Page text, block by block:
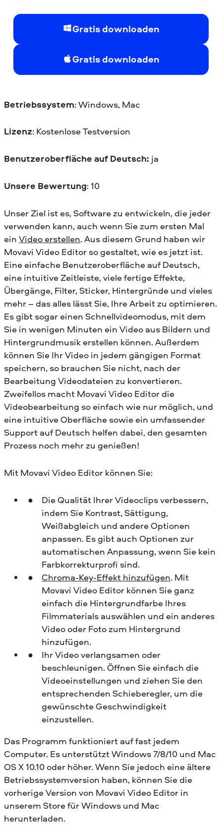
Gratis downloaden
Gratis downloaden
Betriebssystem: Windows, Mac
Lizenz: Kostenlose Testversion
Benutzeroberfläche auf Deutsch: ja
Unsere Bewertung: 10
Unser Ziel ist es, Software zu entwickeln, die jeder
verwenden kann, auch wenn Sie zum ersten Mal
ein Video erstellen. Aus diesem Grund haben wir
Movavi Video Editor so gestaltet, wie es jetzt ist.
Eine einfache Benutzeroberfläche auf Deutsch,
eine intuitive Zeitleiste, viele fertige Effekte,
Übergänge, Filter, Sticker, Hintergründe und vieles
mehr – das alles lässt Sie, Ihre Arbeit zu optimieren.
Es gibt sogar einen Schnellvideomodus, mit dem
Sie in wenigen Minuten ein Video aus Bildern und
Hintergrundmusik erstellen können. Außerdem
können Sie Ihr Video in jedem gängigen Format
speichern, so brauchen Sie nicht, nach der
Bearbeitung Videodateien zu konvertieren.
Zweifellos macht Movavi Video Editor die
Videobearbeitung so einfach wie nur möglich, und
eine intuitive Oberfläche sowie ein umfassender
Support auf Deutsch helfen dabei, den gesamten
Prozess noch mehr zu genießen!
Mit Movavi Video Editor können Sie:
Die Qualität Ihrer Videoclips verbessern,
indem Sie Kontrast, Sättigung,
Weißabgleich und andere Optionen
anpassen. Es gibt auch Optionen zur
automatischen Anpassung, wenn Sie kein
Farbkorrekturprofi sind.
Сhroma-Key-Effekt hinzufügen. Mit
Movavi Video Editor können Sie ganz
einfach die Hintergrundfarbe Ihres
Filmmaterials auswählen und ein anderes
Video oder Foto zum Hintergrund
hinzufügen.
Ihr Video verlangsamen oder
beschleunigen. Öffnen Sie einfach die
Videoeinstellungen und ziehen Sie den
entsprechenden Schieberegler, um die
gewünschte Geschwindigkeit
einzustellen.
Das Programm funktioniert auf fast jedem
Computer. Es unterstützt Windows 7/8/10 und Mac
OS X 10.10 oder höher. Wenn Sie jedoch eine ältere
Betriebssystemversion haben, können Sie die
vorherige Version von Movavi Video Editor in
unserem Store für Windows und Mac
herunterladen.